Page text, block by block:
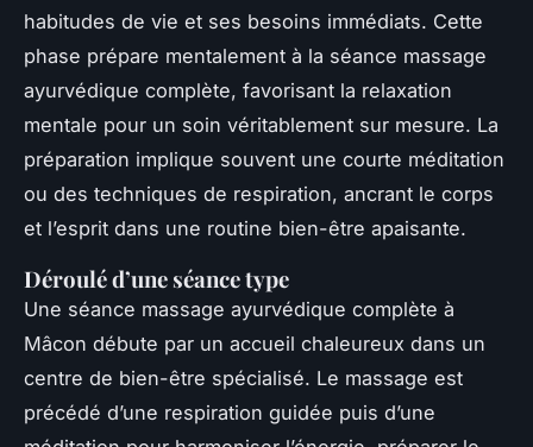
habitudes de vie et ses besoins immédiats. Cette
phase prépare mentalement à la séance massage
ayurvédique complète, favorisant la relaxation
mentale pour un soin véritablement sur mesure. La
préparation implique souvent une courte méditation
ou des techniques de respiration, ancrant le corps
et l’esprit dans une routine bien-être apaisante.
Déroulé d’une séance type
Une séance massage ayurvédique complète à
Mâcon débute par un accueil chaleureux dans un
centre de bien-être spécialisé. Le massage est
précédé d’une respiration guidée puis d’une